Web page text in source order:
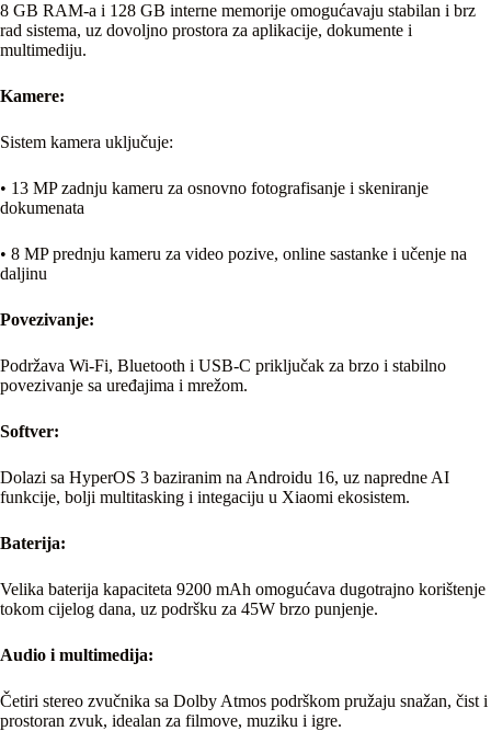
8 GB RAM-a i 128 GB interne memorije omogućavaju stabilan i brz
rad sistema, uz dovoljno prostora za aplikacije, dokumente i
multimediju.
Kamere:
Sistem kamera uključuje:
• 13 MP zadnju kameru za osnovno fotografisanje i skeniranje
dokumenata
• 8 MP prednju kameru za video pozive, online sastanke i učenje na
daljinu
Povezivanje:
Podržava Wi-Fi, Bluetooth i USB-C priključak za brzo i stabilno
povezivanje sa uređajima i mrežom.
Softver:
Dolazi sa HyperOS 3 baziranim na Androidu 16, uz napredne AI
funkcije, bolji multitasking i integaciju u Xiaomi ekosistem.
Baterija:
Velika baterija kapaciteta 9200 mAh omogućava dugotrajno korištenje
tokom cijelog dana, uz podršku za 45W brzo punjenje.
Audio i multimedija:
Četiri stereo zvučnika sa Dolby Atmos podrškom pružaju snažan, čist i
prostoran zvuk, idealan za filmove, muziku i igre.